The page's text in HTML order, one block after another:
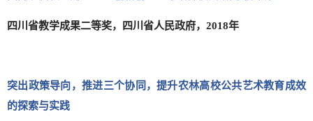
四川省教学成果二等奖，四川省人民政府，2018年
突出政策导向，推进三个协同，提升农林高校公共艺术教育成效
的探索与实践